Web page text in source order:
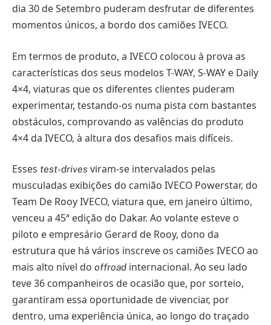
dia 30 de Setembro puderam desfrutar de diferentes
momentos únicos, a bordo dos camiões IVECO.
Em termos de produto, a IVECO colocou à prova as
características dos seus modelos T-WAY, S-WAY e Daily
4×4, viaturas que os diferentes clientes puderam
experimentar, testando-os numa pista com bastantes
obstáculos, comprovando as valências do produto
4×4 da IVECO, à altura dos desafios mais difíceis.
Esses test-drives viram-se intervalados pelas
musculadas exibições do camião IVECO Powerstar, do
Team De Rooy IVECO, viatura que, em janeiro último,
venceu a 45ª edição do Dakar. Ao volante esteve o
piloto e empresário Gerard de Rooy, dono da
estrutura que há vários inscreve os camiões IVECO ao
mais alto nível do offroad internacional. Ao seu lado
teve 36 companheiros de ocasião que, por sorteio,
garantiram essa oportunidade de vivenciar, por
dentro, uma experiência única, ao longo do traçado